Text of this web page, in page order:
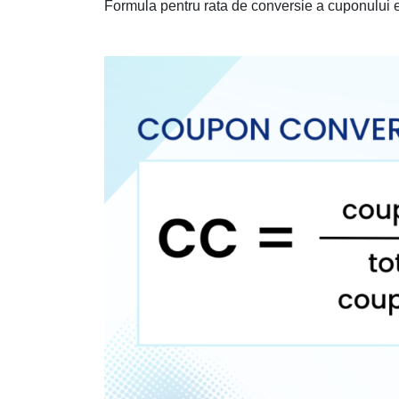
Formula pentru rata de conversie a cuponului